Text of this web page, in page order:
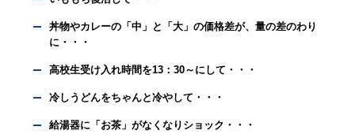
丼物やカレーの「中」と「大」の価格差が、量の差のわり
に・・・
高校生受け入れ時間を13：30～にして・・・
冷しうどんをちゃんと冷やして・・・
給湯器に「お茶」がなくなりショック・・・